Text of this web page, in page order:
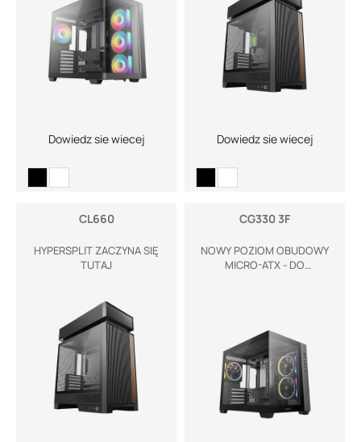
Dowiedz sie wiecej Dowiedz sie wiecej
CL660
HYPERSPLIT ZACZYNA SIĘ
TUTAJ
CG330 3F
NOWY POZIOM OBUDOWY
MICRO-ATX - DO